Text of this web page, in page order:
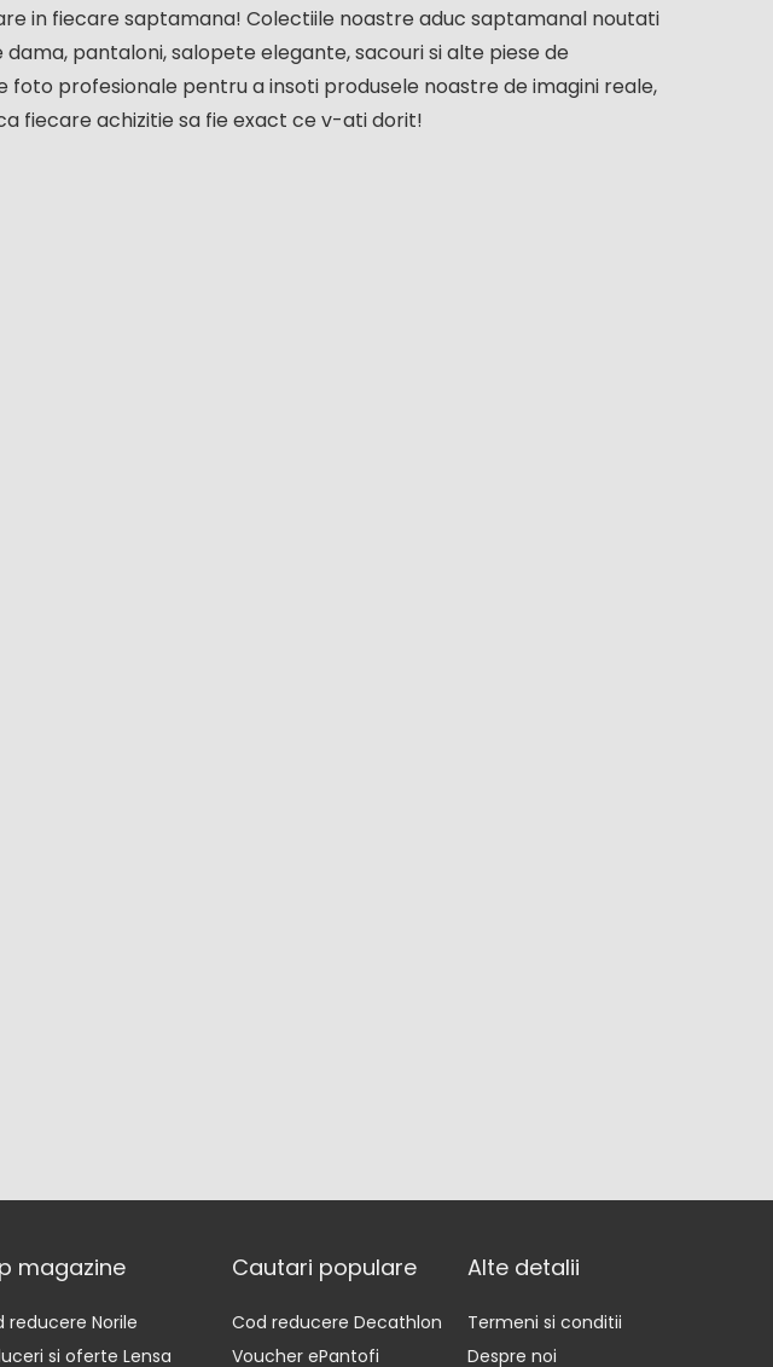
in fiecare saptamana! Colectiile noastre aduc saptamanal noutati
pantaloni, salopete elegante, sacouri si alte piese de
profesionale pentru a insoti produsele noastre de imagini reale,
fiecare achizitie sa fie exact ce v-ati dorit!
magazine
reducere Norile
si oferte Lensa
Cautari populare
Cod reducere Decathlon
Voucher ePantofi
Alte detalii
Termeni si conditii
Despre noi